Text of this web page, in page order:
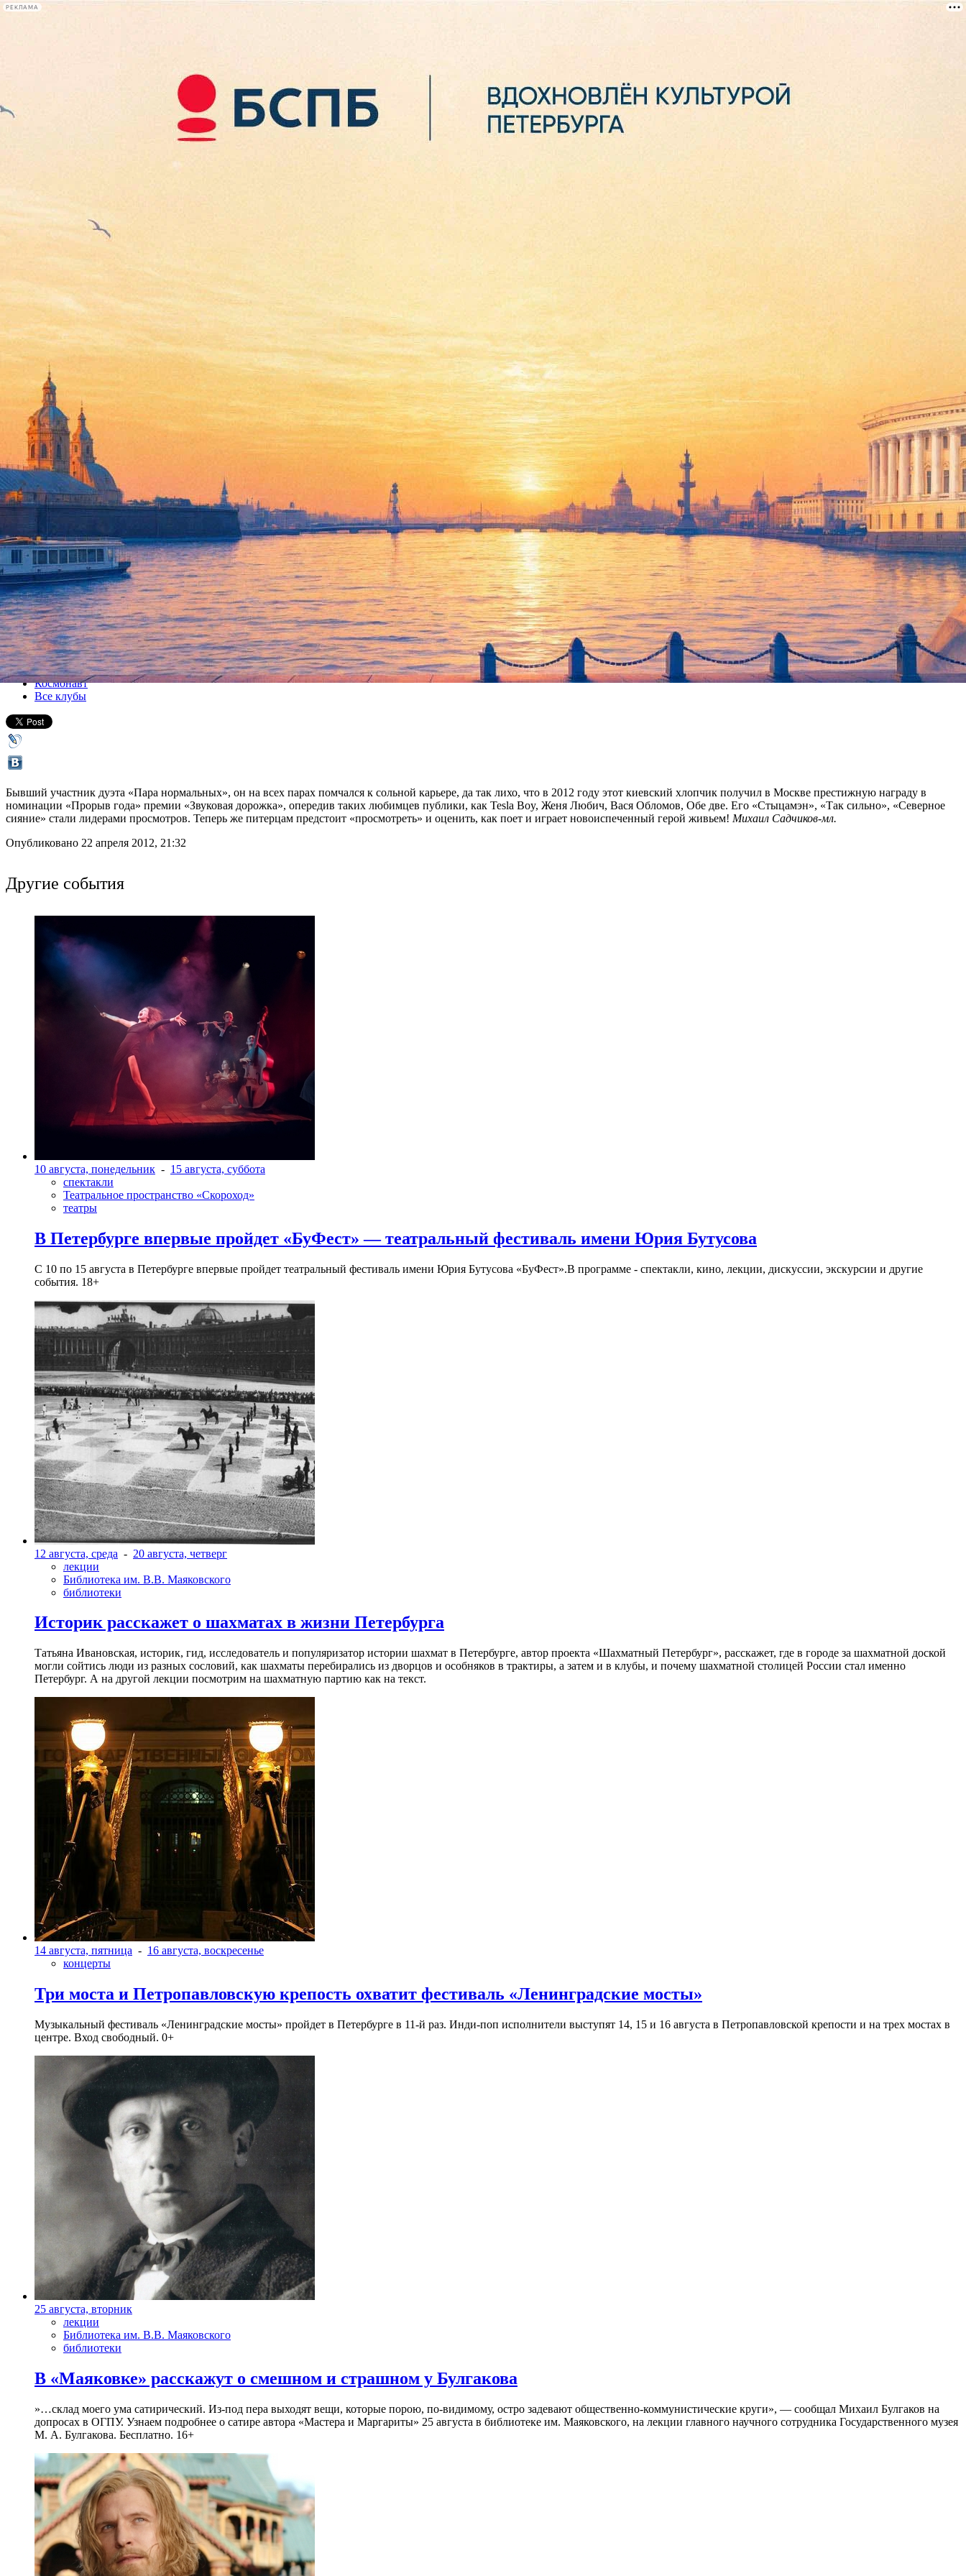
РЕКЛАМА
лекции
книги
Иван Дорн
29 апреля 2012, воскресенье,20.00
Версия для печати
Все концерты
Космонавт
Все клубы
Бывший участник дуэта «Пара нормальных», он на всех парах помчался к сольной карьере, да так лихо, что в 2012 году этот киевский хлопчик получил в Москве престижную награду в
номинации «Прорыв года» премии «Звуковая дорожка», опередив таких любимцев публики, как Tesla Boy, Женя Любич, Вася Обломов, Обе две. Его «Стыцамэн», «Так сильно», «Северное
сияние» стали лидерами просмотров. Теперь же питерцам предстоит «просмотреть» и оценить, как поет и играет новоиспеченный герой живьем! Михаил Садчиков-мл.
Опубликовано 22 апреля 2012, 21:32
Другие события
10 августа, понедельник - 15 августа, суббота
спектакли
Театральное пространство «Скороход»
театры
В Петербурге впервые пройдет «БуФест» — театральный фестиваль имени Юрия Бутусова
С 10 по 15 августа в Петербурге впервые пройдет театральный фестиваль имени Юрия Бутусова «БуФест».В программе - спектакли, кино, лекции, дискуссии, экскурсии и другие
события. 18+
12 августа, среда - 20 августа, четверг
лекции
Библиотека им. В.В. Маяковского
библиотеки
Историк расскажет о шахматах в жизни Петербурга
Татьяна Ивановская, историк, гид, исследователь и популяризатор истории шахмат в Петербурге, автор проекта «Шахматный Петербург», расскажет, где в городе за шахматной доской
могли сойтись люди из разных сословий, как шахматы перебирались из дворцов и особняков в трактиры, а затем и в клубы, и почему шахматной столицей России стал именно
Петербург. А на другой лекции посмотрим на шахматную партию как на текст.
14 августа, пятница - 16 августа, воскресенье
концерты
Три моста и Петропавловскую крепость охватит фестиваль «Ленинградские мосты»
Музыкальный фестиваль «Ленинградские мосты» пройдет в Петербурге в 11-й раз. Инди-поп исполнители выступят 14, 15 и 16 августа в Петропавловской крепости и на трех мостах в
центре. Вход свободный. 0+
25 августа, вторник
лекции
Библиотека им. В.В. Маяковского
библиотеки
В «Маяковке» расскажут о смешном и страшном у Булгакова
»…склад моего ума сатирический. Из-под пера выходят вещи, которые порою, по-видимому, остро задевают общественно-коммунистические круги», — сообщал Михаил Булгаков на
допросах в ОГПУ. Узнаем подробнее о сатире автора «Мастера и Маргариты» 25 августа в библиотеке им. Маяковского, на лекции главного научного сотрудника Государственного музея
М. А. Булгакова. Бесплатно. 16+